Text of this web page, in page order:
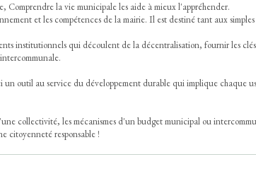
Comprendre la vie municipale les aide à mieux l'appréhender.
et les compétences de la mairie. Il est destiné tant aux
institutionnels qui découlent de la décentralisation, fournir les
un outil au service du développement durable qui implique chaque
collectivité, les mécanismes d'un budget municipal ou
citoyenneté responsable !